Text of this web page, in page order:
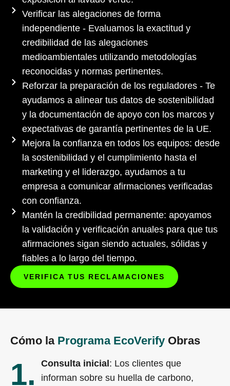
Verificar las alegaciones de forma
independiente - Evaluamos la exactitud y
credibilidad de las alegaciones
medioambientales utilizando metodologías
reconocidas y normas pertinentes.
Reforzar la preparación de los reguladores - Te
ayudamos a alinear tus datos de sostenibilidad
y la documentación de apoyo con los marcos y
expectativas de garantía pertinentes de la UE.
Mejora la confianza en todos los equipos: desde
la sostenibilidad y el cumplimiento hasta el
marketing y el liderazgo, ayudamos a tu
empresa a comunicar afirmaciones verificadas
con confianza.
Mantén la credibilidad permanente: apoyamos
la validación y verificación anuales para que tus
afirmaciones sigan siendo actuales, sólidas y
fiables a lo largo del tiempo.
VERIFICA TUS RECLAMACIONES
Cómo la Programa EcoVerify Obras
1. Consulta inicial: Los clientes que
informan sobre su huella de carbono,